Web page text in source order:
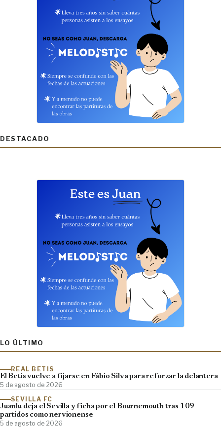
DESTACADO
LO ÚLTIMO
REAL BETIS
El Betis vuelve a fijarse en Fábio Silva para reforzar la delantera
5 de agosto de 2026
SEVILLA FC
Juanlu deja el Sevilla y ficha por el Bournemouth tras 109
partidos como nervionense
5 de agosto de 2026